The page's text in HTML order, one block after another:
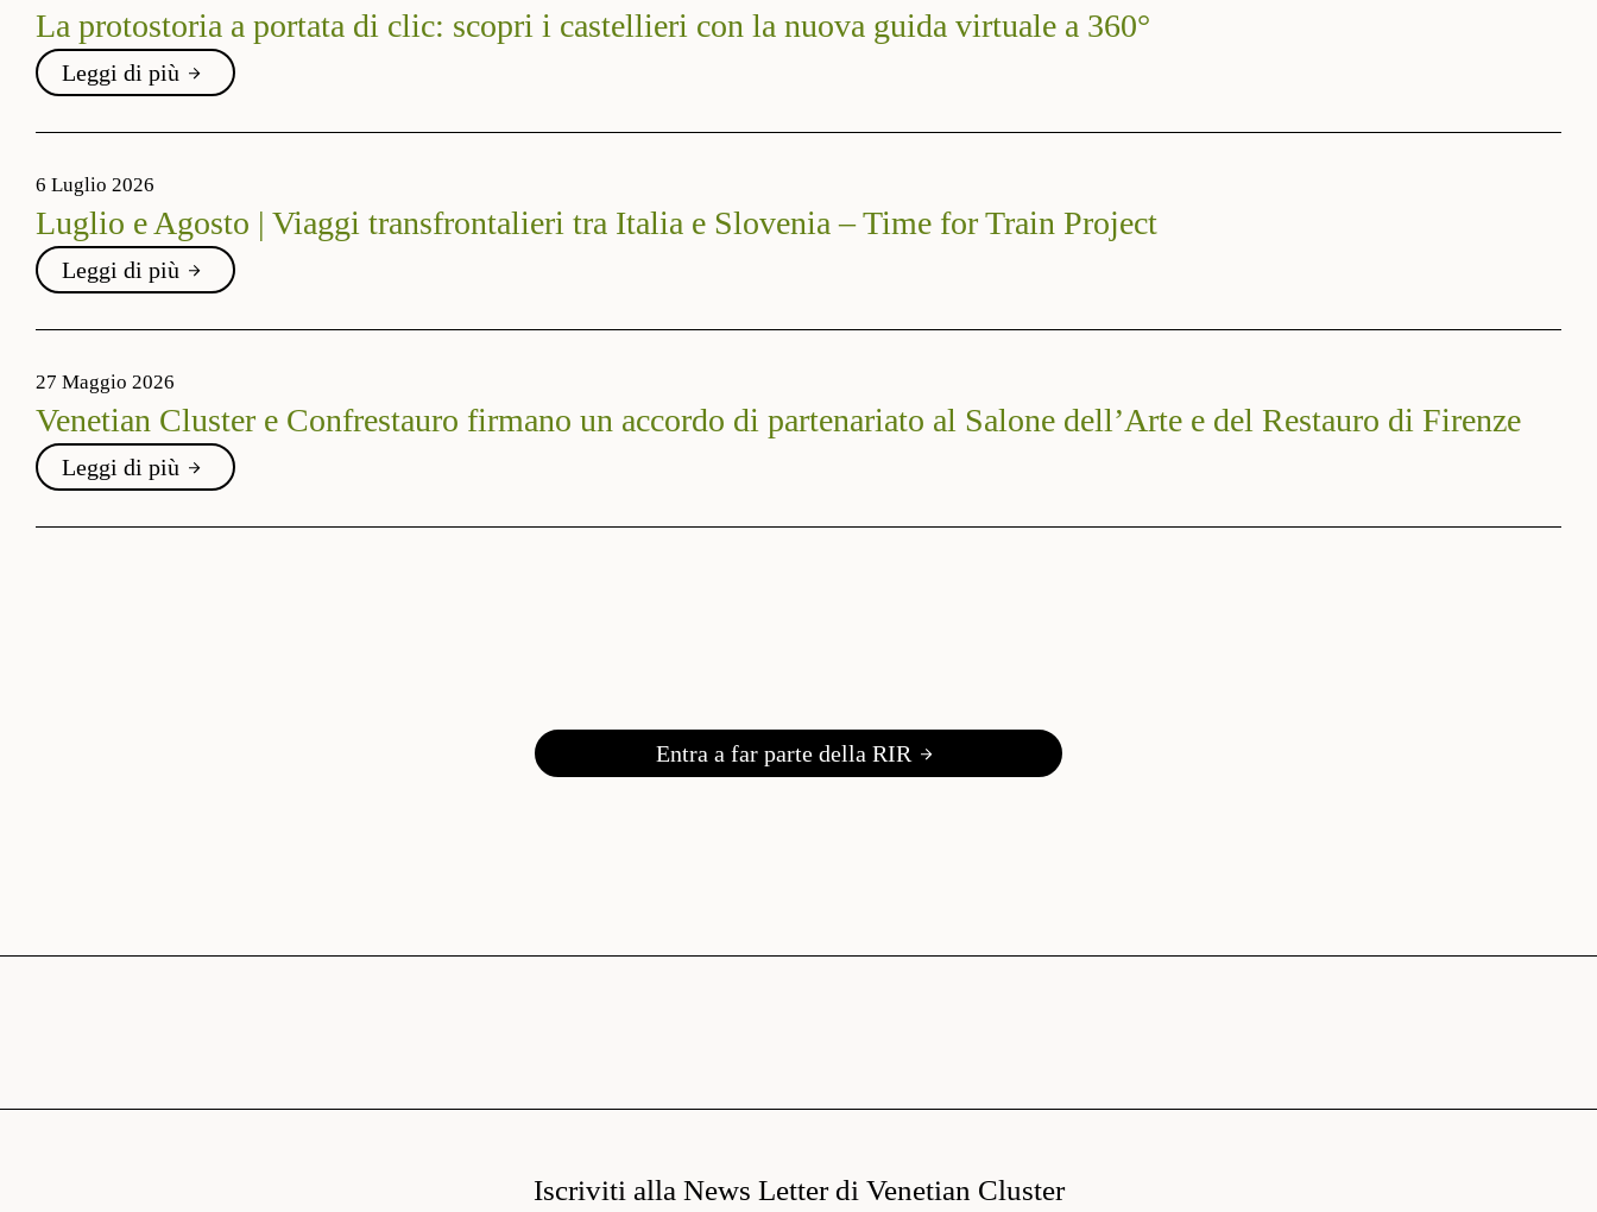
La protostoria a portata di clic: scopri i castellieri con la nuova guida virtuale a 360°
Leggi di più
6 Luglio 2026
Luglio e Agosto | Viaggi transfrontalieri tra Italia e Slovenia – Time for Train Project
Leggi di più
27 Maggio 2026
Venetian Cluster e Confrestauro firmano un accordo di partenariato al Salone dell’Arte e del Restauro di Firenze
Leggi di più
Entra a far parte della RIR
Iscriviti alla News Letter di Venetian Cluster